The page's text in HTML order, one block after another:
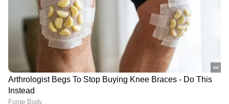
ഐപിഎല്‍ 2026: